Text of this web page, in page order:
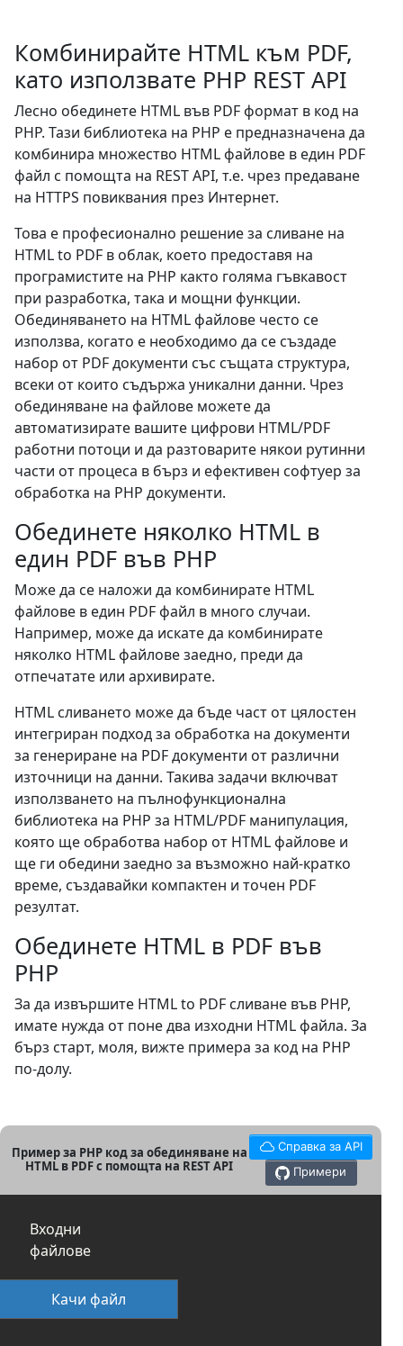
Комбинирайте HTML към PDF,
като използвате PHP REST API
Лесно обединете HTML във PDF формат в код на
PHP. Тази библиотека на PHP е предназначена да
комбинира множество HTML файлове в един PDF
файл с помощта на REST API, т.е. чрез предаване
на HTTPS повиквания през Интернет.
Това е професионално решение за сливане на
HTML to PDF в облак, което предоставя на
програмистите на PHP както голяма гъвкавост
при разработка, така и мощни функции.
Обединяването на HTML файлове често се
използва, когато е необходимо да се създаде
набор от PDF документи със същата структура,
всеки от които съдържа уникални данни. Чрез
обединяване на файлове можете да
автоматизирате вашите цифрови HTML/PDF
работни потоци и да разтоварите някои рутинни
части от процеса в бърз и ефективен софтуер за
обработка на PHP документи.
Обединете няколко HTML в
един PDF във PHP
Може да се наложи да комбинирате HTML
файлове в един PDF файл в много случаи.
Например, може да искате да комбинирате
няколко HTML файлове заедно, преди да
отпечатате или архивирате.
HTML сливането може да бъде част от цялостен
интегриран подход за обработка на документи
за генериране на PDF документи от различни
източници на данни. Такива задачи включват
използването на пълнофункционална
библиотека на PHP за HTML/PDF манипулация,
която ще обработва набор от HTML файлове и
ще ги обедини заедно за възможно най-кратко
време, създавайки компактен и точен PDF
резултат.
Обединете HTML в PDF във
PHP
За да извършите HTML to PDF сливане във PHP,
имате нужда от поне два изходни HTML файла. За
бърз старт, моля, вижте примера за код на PHP
по-долу.
Пример за PHP код за обединяване на
HTML в PDF с помощта на REST API
Справка за API
Примери
Входни
файлове
Качи файл